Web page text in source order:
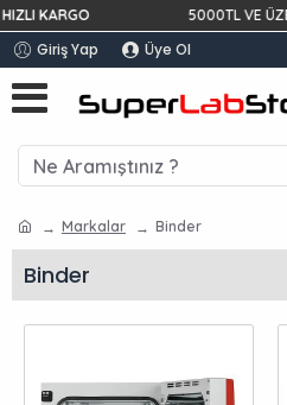
KARGO 5000TL VE
Giriş Yap Üye Ol
Markalar Binder
Binder